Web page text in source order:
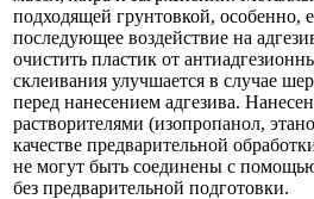
подходящей грунтовкой, особенно,
последующее воздействие на
очистить пластик от
склеивания улучшается в случае
перед нанесением адгезива.
растворителями (изопропанол,
качестве предварительной
не могут быть соединены с
без предварительной подготовки.